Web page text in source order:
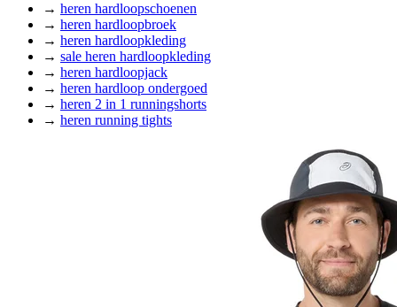
→ heren hardloopschoenen
→ heren hardloopbroek
→ heren hardloopkleding
→ sale heren hardloopkleding
→ heren hardloopjack
→ heren hardloop ondergoed
→ heren 2 in 1 runningshorts
→ heren running tights